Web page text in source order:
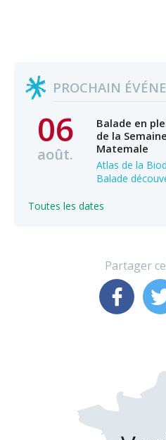
PROCHAIN
06
août.
Balade en
de la
Matemale
Atlas de la
Balade
Toutes les dates
Partager